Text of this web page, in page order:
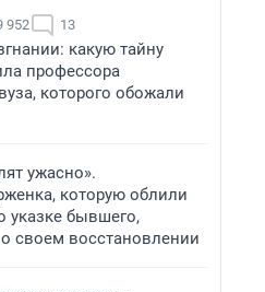
952 13
какую тайну
профессора
которого обожали
ужасно».
которую облили
указке бывшего,
о своем восстановлении